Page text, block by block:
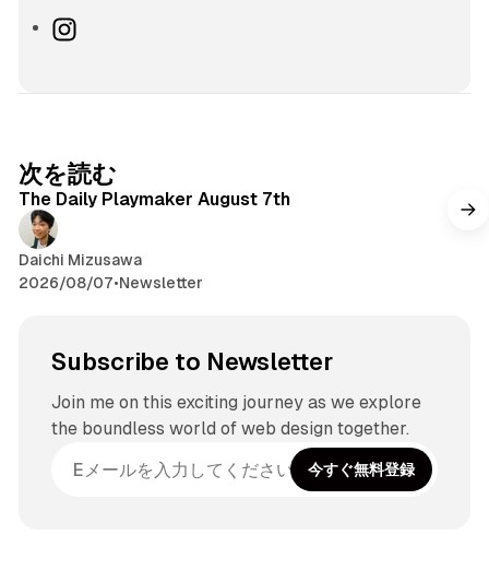
I
g
r
a
次を読む
The Daily Playmaker August 7th
Daichi Mizusawa
2026/08/07•Newsletter
Subscribe to Newsletter
Join me on this exciting journey as we explore
the boundless world of web design together.
今すぐ無料登録